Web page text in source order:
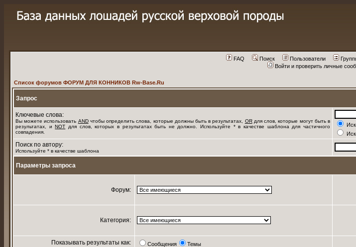
FAQ Поиск Пользователи
Войти и проверить личные
Список форумов ФОРУМ ДЛЯ КОННИКОВ Rw-Base.Ru
Запрос
Ключевые слова:
Вы можете использовать ANDчтобы определить слова, которые должны быть в результатах, ORдля слов, которые могут быть в
результатах, иNOT для слов, которых в результатах быть не должно. Используйте * в качестве шаблона для частичного
совпадения.
Поиск по автору:
Используйте * в качестве шаблона
Параметры запроса
Форум:
Категория:
Показывать результаты как: Сообщения Темы